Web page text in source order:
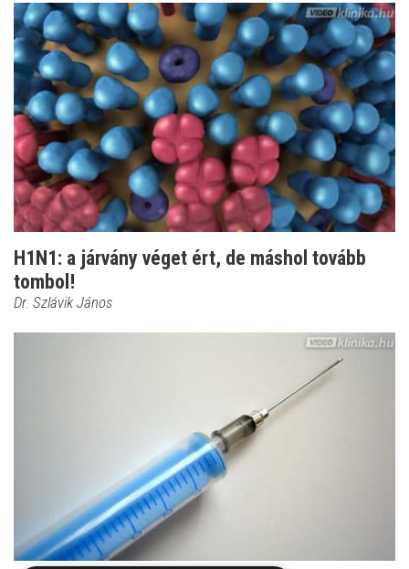
H1N1: a járvány véget ért, de máshol tovább
tombol!
Dr. Szlávik János